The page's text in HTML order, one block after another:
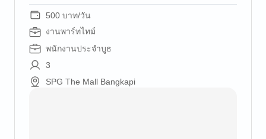
500 บาท/วัน
งานพาร์ทไทม์
พนักงานประจำบูธ
3
SPG The Mall Bangkapi